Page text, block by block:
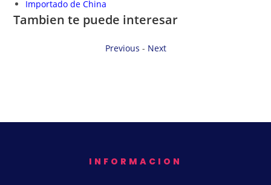
Importado de China
Tambien te puede interesar
Previous - Next
INFORMACION